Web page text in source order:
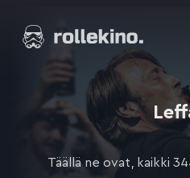
suoraan
sisältöön
Elokuvat ja elokuva-arviot | Rollekino.fi
lopputekstien
jälkeen.
Täällä ne ovat, kaikki